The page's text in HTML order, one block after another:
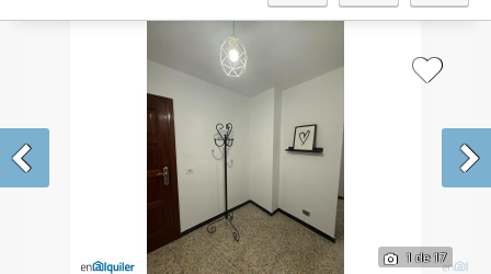
1 de 17